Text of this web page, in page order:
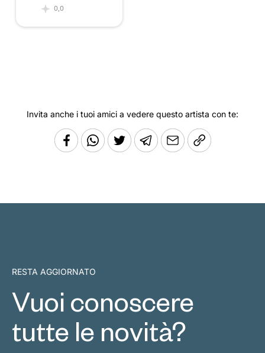
0,0
Invita anche i tuoi amici a vedere questo artista con te:
RESTA AGGIORNATO
Vuoi conoscere
tutte le novità?